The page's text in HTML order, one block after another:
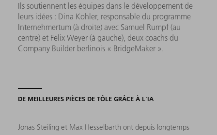
Ils soutiennent les équipes dans le développement de
leurs idées : Dina Kohler, responsable du programme
Internehmertum (à droite) avec Samuel Rumpf (au
centre) et Felix Weyer (à gauche), deux coachs du
Company Builder berlinois « BridgeMaker ».
DE MEILLEURES PIÈCES DE TÔLE GRÂCE À L'IA
Jonas Steiling et Max Hesselbarth ont depuis longtemps